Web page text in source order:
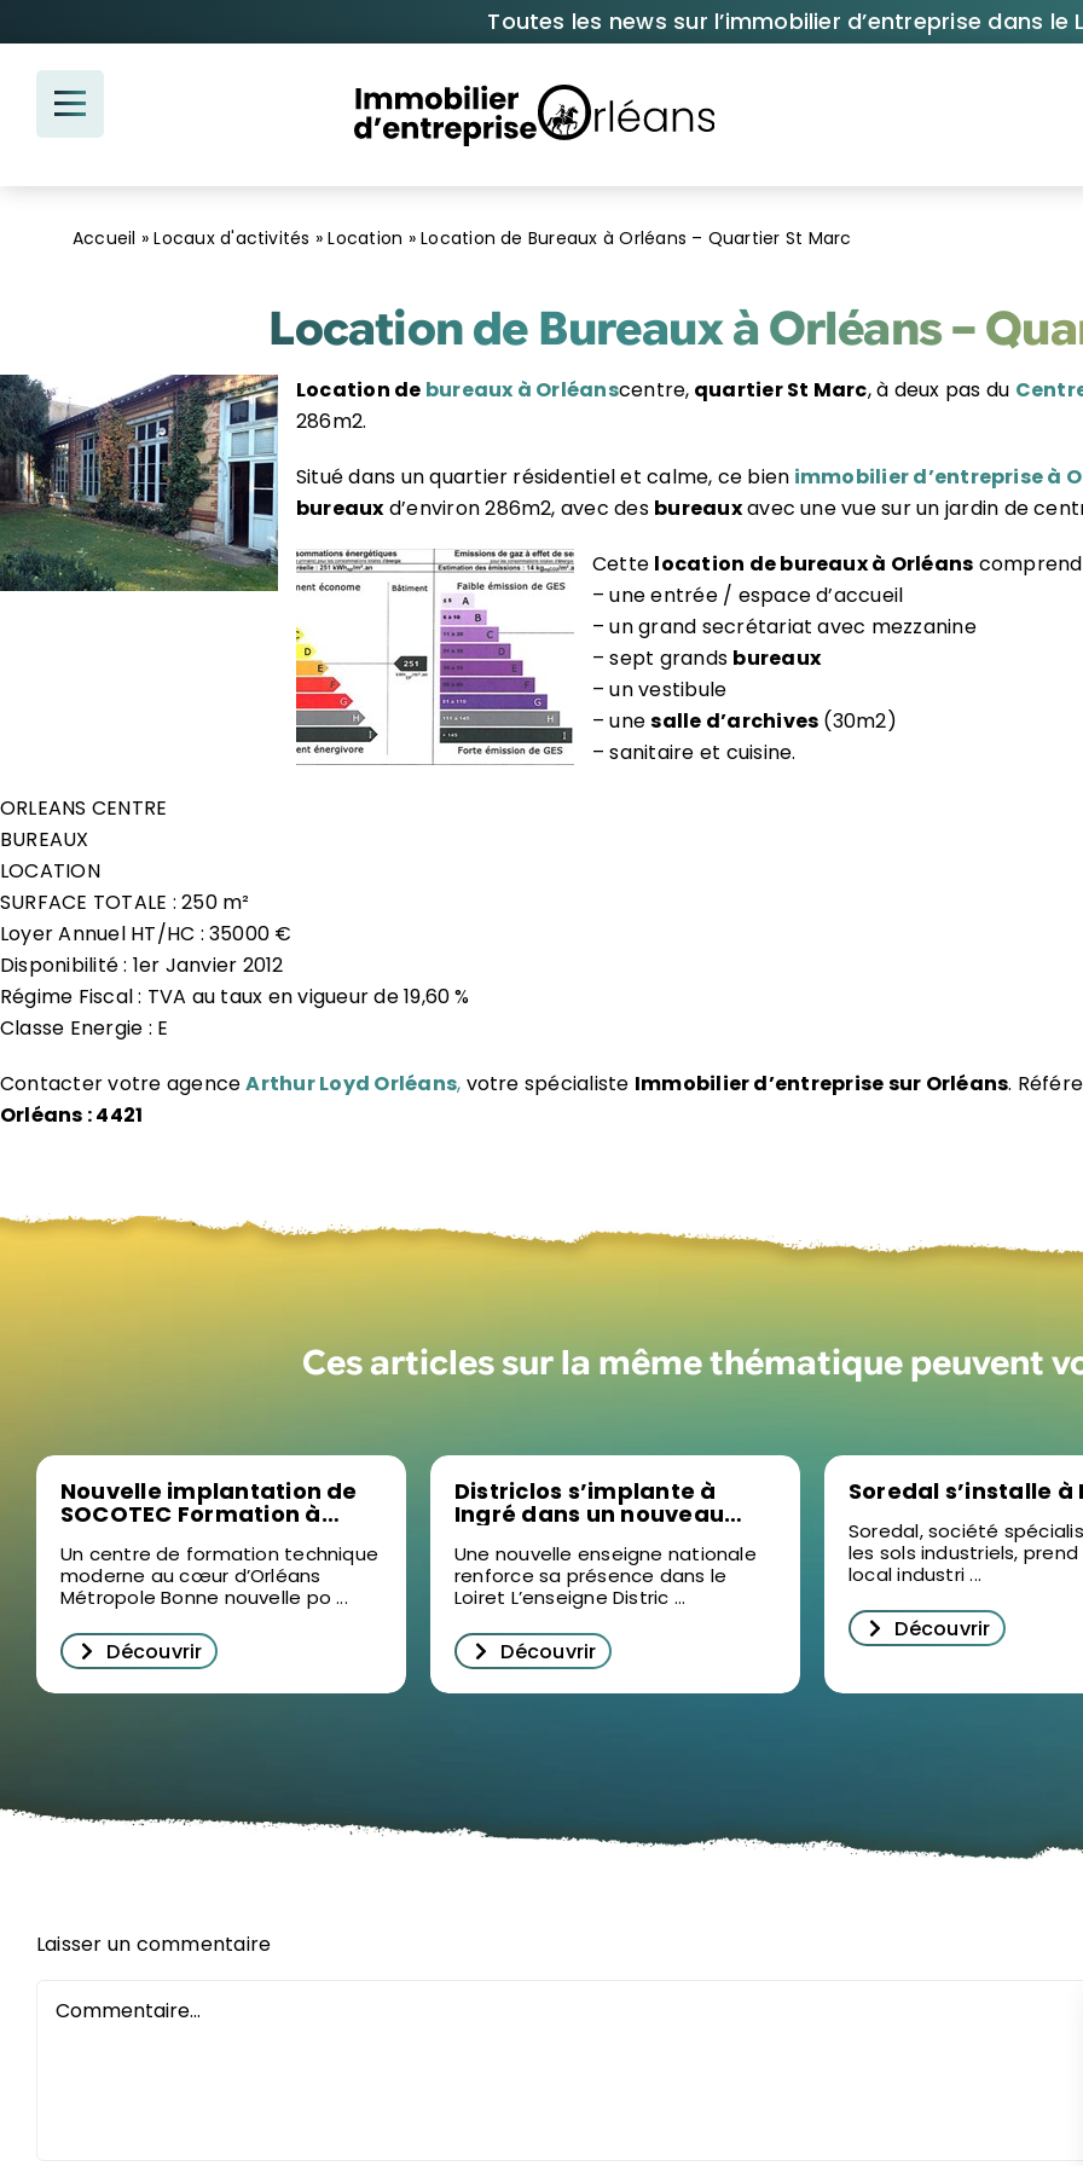
au
contenu
Toutes les news sur l’immobilier d’entreprise dans le
Accueil »Locaux d'activités »Location »Location de Bureaux à Orléans – Quartier St Marc
Location de Bureaux à Orléans –
Location de bureaux à Orléanscentre, quartier St Marc, à deux pas du
286m2.
Situé dans un quartier résidentiel et calme, ce bien immobilier d’entreprise à
bureaux d’environ 286m2, avec des bureauxavec une vue sur un jardin de
Cette location de bureaux à Orléans
– une entrée / espace d’accueil
– un grand secrétariat avec mezzanine
– sept grands bureaux
– un vestibule
– unesalle d’archives (30m2)
– sanitaire et cuisine.
ORLEANS CENTRE
BUREAUX
LOCATION
SURFACE TOTALE : 250 m²
Loyer Annuel HT/HC : 35000 €
Disponibilité : 1er Janvier 2012
Régime Fiscal : TVA au taux en vigueur de 19,60 %
Classe Energie : E
Contacter votre agenceArthur Loyd Orléans, votre spécialiste Immobilier d’entreprise sur Orléans.
Orléans : 4421
Ces articles sur la même thématique peuvent
Nouvelle implantation de
SOCOTEC Formation à
formation professionnelle
dans le Loiret
Un centre de formation technique
moderne au cœur d’Orléans
Métropole Bonne nouvelle po ...
Découvrir
Districlos s’implante à
Ingré dans un nouveau
Une nouvelle enseigne nationale
renforce sa présence dans le
Loiret L’enseigne Distric ...
Découvrir
Soredal s’installe à
Soredal, société
les sols industriels,
local industri ...
Découvrir
Laisser un commentaire